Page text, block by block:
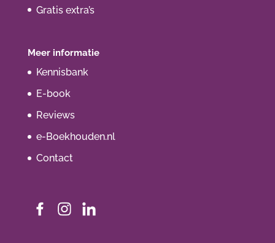
Gratis extra’s
Meer informatie
Kennisbank
E-book
Reviews
e-Boekhouden.nl
Contact